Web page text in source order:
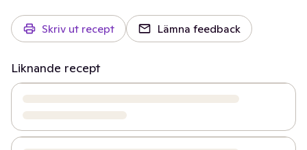
Skriv ut recept Lämna feedback
Liknande recept